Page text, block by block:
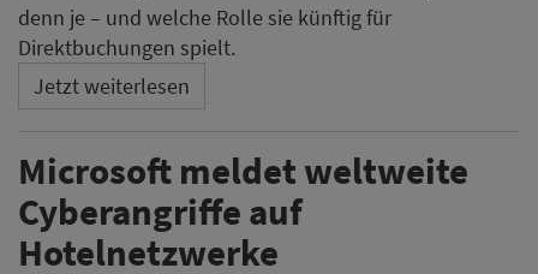
denn je – und welche Rolle sie künftig für
Direktbuchungen spielt.
Jetzt weiterlesen
Microsoft meldet weltweite
Cyberangriffe auf
Hotelnetzwerke